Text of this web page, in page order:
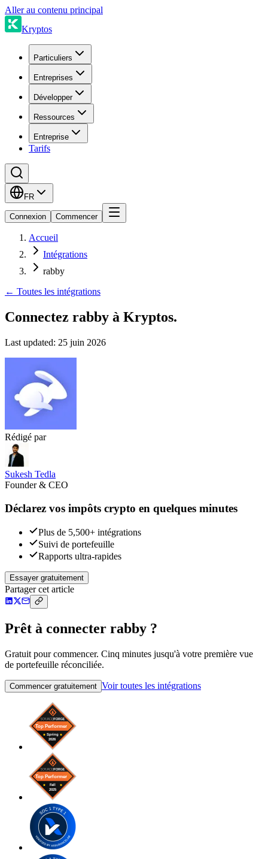
Aller au contenu principal
Kryptos
Particuliers
Entreprises
Développer
Ressources
Entreprise
Tarifs
FR
Connexion Commencer
Accueil
Intégrations
rabby
← Toutes les intégrations
Connectez rabby à Kryptos.
Last updated: 25 juin 2026
Rédigé par
Sukesh Tedla
Founder & CEO
Déclarez vos impôts crypto en quelques minutes
Plus de 5,500+ intégrations
Suivi de portefeuille
Rapports ultra-rapides
Essayer gratuitement
Partager cet article
Prêt à connecter rabby ?
Gratuit pour commencer. Cinq minutes jusqu'à votre première vue
de portefeuille réconciliée.
Commencer gratuitement Voir toutes les intégrations